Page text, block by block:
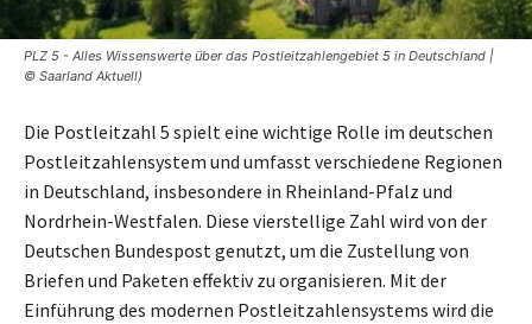
PLZ 5 - Alles Wissenswerte über das Postleitzahlengebiet 5 in Deutschland |
© Saarland Aktuell)
Die Postleitzahl 5 spielt eine wichtige Rolle im deutschen
Postleitzahlensystem und umfasst verschiedene Regionen
in Deutschland, insbesondere in Rheinland-Pfalz und
Nordrhein-Westfalen. Diese vierstellige Zahl wird von der
Deutschen Bundespost genutzt, um die Zustellung von
Briefen und Paketen effektiv zu organisieren. Mit der
Einführung des modernen Postleitzahlensystems wird die